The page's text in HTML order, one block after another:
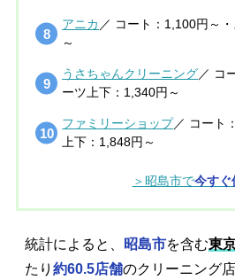
アニカ ／ コート：1,100円～
～
うさちゃんクリーニング／ コ
ーツ上下：1,340円～
ファミリーショップ／ コート
上下：1,848円～
＞昭島市で今すぐ
統計によると、 昭島市を含む東
たり 約60.5店舗のクリーニング